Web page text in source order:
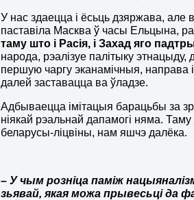
У нас здаецца і ёсьць дзяржава, але
паставіла Масква ў часы Ельцына,
таму што і Расія, і Захад яго
народа, рэалізуе палітыку
першую чаргу эканамічныя, направа
далей заставацца ва ўладзе.
Адбываецца імітацыя барацьбы за
ніякай рэальнай дапамогі няма.
беларусы-ліцвіны, нам яшчэ далёка.
– У чым розніца паміж
зьявай, якая можа прывесьці да